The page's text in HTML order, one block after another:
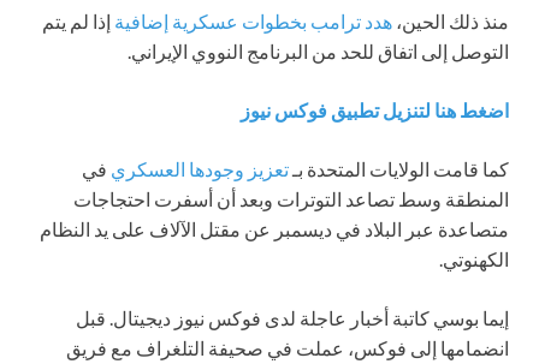
منذ ذلك الحين، هدد ترامب بخطوات عسكرية إضافية إذا لم يتم
التوصل إلى اتفاق للحد من البرنامج النووي الإيراني.
اضغط هنا لتنزيل تطبيق فوكس نيوز
كما قامت الولايات المتحدة بـتعزيز وجودها العسكري في
المنطقة وسط تصاعد التوترات وبعد أن أسفرت احتجاجات
متصاعدة عبر البلاد في ديسمبر عن مقتل الآلاف على يد النظام
الكهنوتي.
إيما بوسي كاتبة أخبار عاجلة لدى فوكس نيوز ديجيتال. قبل
انضمامها إلى فوكس، عملت في صحيفة التلغراف مع فريق